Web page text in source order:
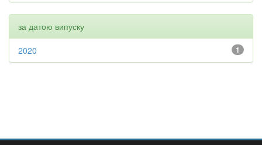
за датою випуску
1
2020